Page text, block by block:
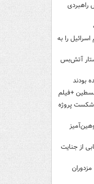
راهبردی
را به
آتش‌بس
بودند
+فیلم
شکست پروژه
از جنایت